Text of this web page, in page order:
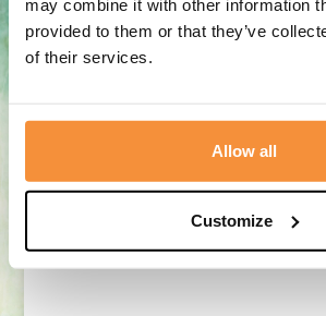
may combine it with other information
provided to them or that they’ve
of their services.
Allow all
Customize
Hoe moe of ziek hij ook was, ineens
pretlampjes...
Lees meer